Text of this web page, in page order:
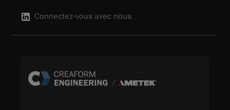
Connectez-vous avec nous